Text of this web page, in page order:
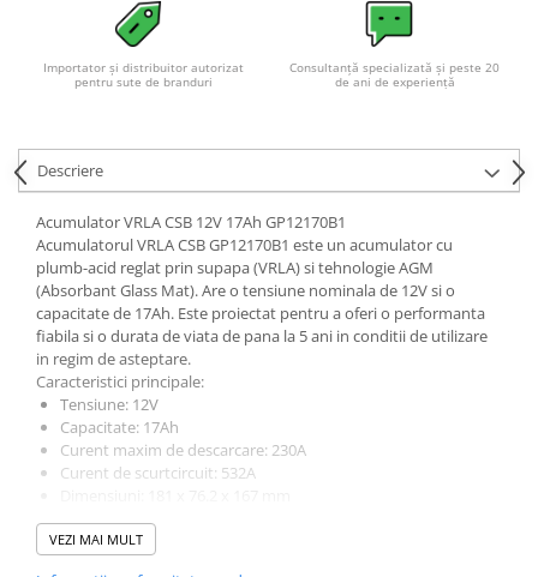
Turbine eoliene pentru casă
Acumulatori VRLA AGM/GEL /
Tractiune / LiFePo4
Baterii si acumulatori AGM VRLA
de 6-12 V
Acumulatori Moto, ATV
GEL
AGM
Li-Ion
SLA AGM (Sealed Lead Acid)
Deep Cycle - Tractiune/Semi-
Tractiune
Marine & Caravan
Pachete acumulatori VRLA
Sisteme de management (BMS)
Importator și distribuitor autorizat
pentru sute de branduri
Consultanță specializată și peste 20
de ani de experiență
Descriere
Acumulator VRLA CSB 12V 17Ah GP12170B1
Acumulatorul VRLA CSB GP12170B1 este un acumulator cu
plumb-acid reglat prin supapa (VRLA) si tehnologie AGM
(Absorbant Glass Mat). Are o tensiune nominala de 12V si o
capacitate de 17Ah. Este proiectat pentru a oferi o performanta
fiabila si o durata de viata de pana la 5 ani in conditii de utilizare
in regim de asteptare.
Caracteristici principale:
Tensiune: 12V
Capacitate: 17Ah
Curent maxim de descarcare: 230A
Curent de scurtcircuit: 532A
Greutate: aproximativ 5.5 kg
Material carcasa: ABS, optional ignifug
VEZI MAI MULT